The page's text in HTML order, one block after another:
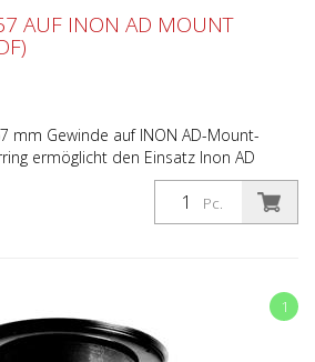
Pc.
AUF INON AD MOUNT
mm Gewinde auf INON AD-Mount-
ermöglicht den Einsatz Inon AD
an Gehäusen mit M67 Gewinde (z.B. ...
1